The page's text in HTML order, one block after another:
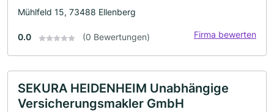
Mühlfeld 15, 73488 Ellenberg
0.0 (0 Bewertungen) Firma bewerten
SEKURA HEIDENHEIM Unabhängige
Versicherungsmakler GmbH